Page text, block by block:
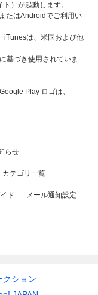
）が起動します。
たはAndroidでご利用い
iTunesは、米国および他
基づき使用されていま
Play ロゴは、
らせ
カテゴリ一覧
ド メール通知設定
クション